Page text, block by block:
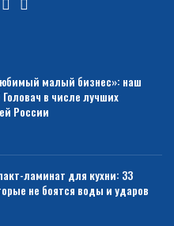
малый бизнес»: наш
в числе лучших
России
ламинат для кухни: 33
не боятся воды и ударов